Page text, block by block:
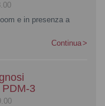
e in presenza a
Continua
3